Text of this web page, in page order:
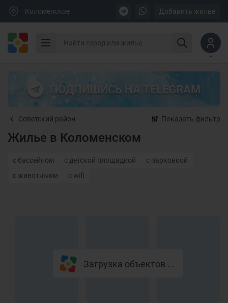
Коломенское Добавить жилье
ПОДПИШИСЬ НА TELEGRAM
Советский район Показать фильтр
Жилье в Коломенском
с бассейном с детской площадкой
с парковкой
с животными
с wifi
Загрузка объектов ...